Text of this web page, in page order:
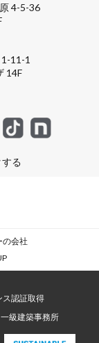
4-5-36
11-1
14F
る
の会社
ス認証取得
一級建築事務所